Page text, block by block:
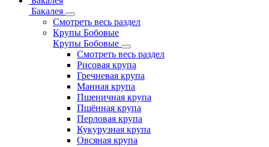
Бакалея
Смотреть весь раздел
Крупы Бобовые
Крупы Бобовые
Смотреть весь раздел
Рисовая крупа
Гречневая крупа
Манная крупа
Пшеничная крупа
Пшённая крупа
Перловая крупа
Кукурузная крупа
Овсяная крупа